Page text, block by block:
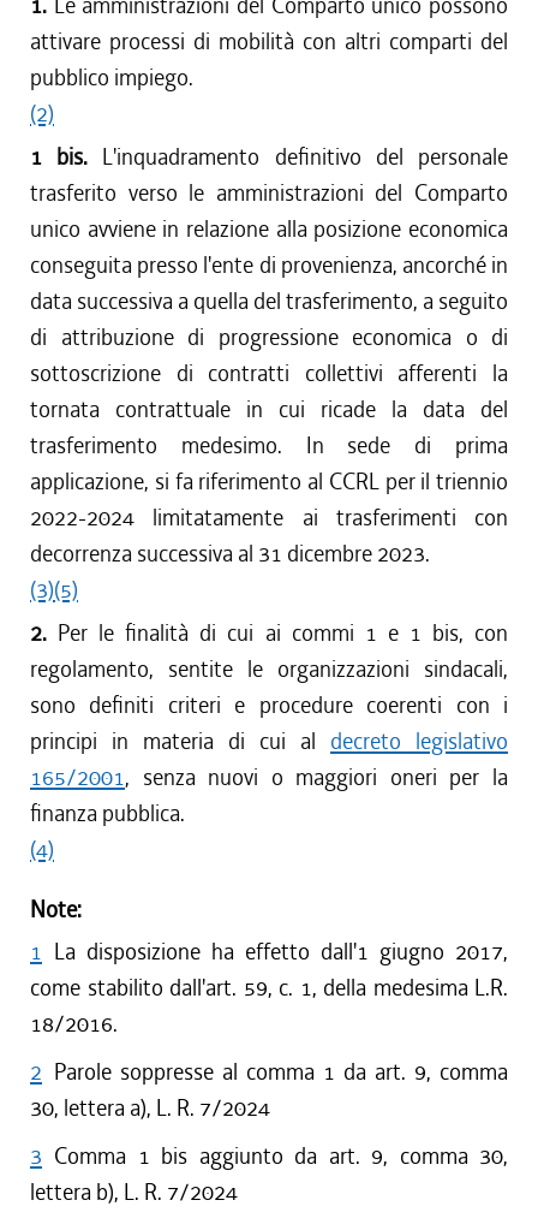
attivare processi di mobilità con altri comparti del
pubblico impiego.
(2)
1 bis. L'inquadramento definitivo del personale
trasferito verso le amministrazioni del Comparto
unico avviene in relazione alla posizione economica
conseguita presso l'ente di provenienza, ancorché in
data successiva a quella del trasferimento, a seguito
di attribuzione di progressione economica o di
sottoscrizione di contratti collettivi afferenti la
tornata contrattuale in cui ricade la data del
trasferimento medesimo. In sede di prima
applicazione, si fa riferimento al CCRL per il triennio
2022-2024 limitatamente ai trasferimenti con
decorrenza successiva al 31 dicembre 2023.
(3)(5)
2. Per le finalità di cui ai commi 1 e 1 bis, con
regolamento, sentite le organizzazioni sindacali,
sono definiti criteri e procedure coerenti con i
principi in materia di cui al decreto legislativo
165/2001, senza nuovi o maggiori oneri per la
finanza pubblica.
(4)
Note:
1 La disposizione ha effetto dall'1 giugno 2017,
come stabilito dall'art. 59, c. 1, della medesima L.R.
18/2016.
2 Parole soppresse al comma 1 da art. 9, comma
30, lettera a), L. R. 7/2024
3 Comma 1 bis aggiunto da art. 9, comma 30,
lettera b), L. R. 7/2024